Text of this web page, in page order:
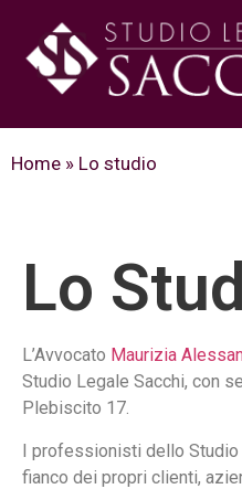
Home » Lo studio
Lo
L’Avvocato Maurizia
Studio Legale Sacchi, con
Plebiscito 17.
I professionisti dello Studio
fianco dei propri clienti,